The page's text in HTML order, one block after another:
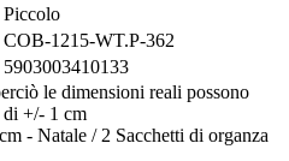
Piccolo
COB-1215-WT.P-362
5903003410133
le dimensioni reali possono
di +/- 1 cm